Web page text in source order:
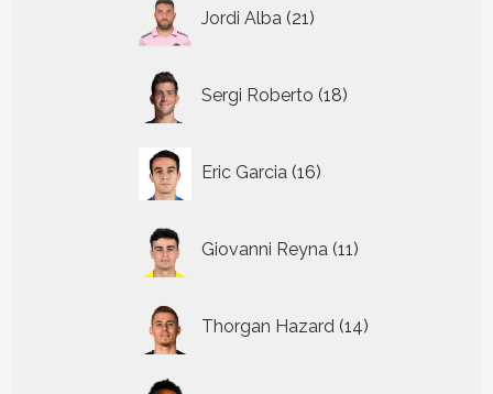
Jordi Alba 21
producten
Sergi Roberto 18
producten
Eric Garcia 16
producten
Giovanni Reyna 11
producten
Thorgan Hazard 14
producten